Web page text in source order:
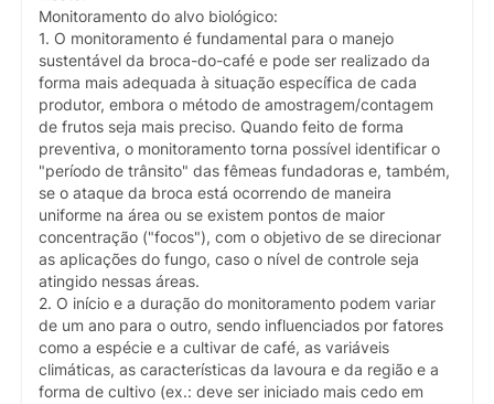
Monitoramento do alvo biológico:
1. O monitoramento é fundamental para o manejo
sustentável da broca-do-café e pode ser realizado da
forma mais adequada à situação específica de cada
produtor, embora o método de amostragem/contagem
de frutos seja mais preciso. Quando feito de forma
preventiva, o monitoramento torna possível identificar o
"período de trânsito" das fêmeas fundadoras e, também,
se o ataque da broca está ocorrendo de maneira
uniforme na área ou se existem pontos de maior
concentração ("focos"), com o objetivo de se direcionar
as aplicações do fungo, caso o nível de controle seja
atingido nessas áreas.
2. O início e a duração do monitoramento podem variar
de um ano para o outro, sendo influenciados por fatores
como a espécie e a cultivar de café, as variáveis
climáticas, as características da lavoura e da região e a
forma de cultivo (ex.: deve ser iniciado mais cedo em